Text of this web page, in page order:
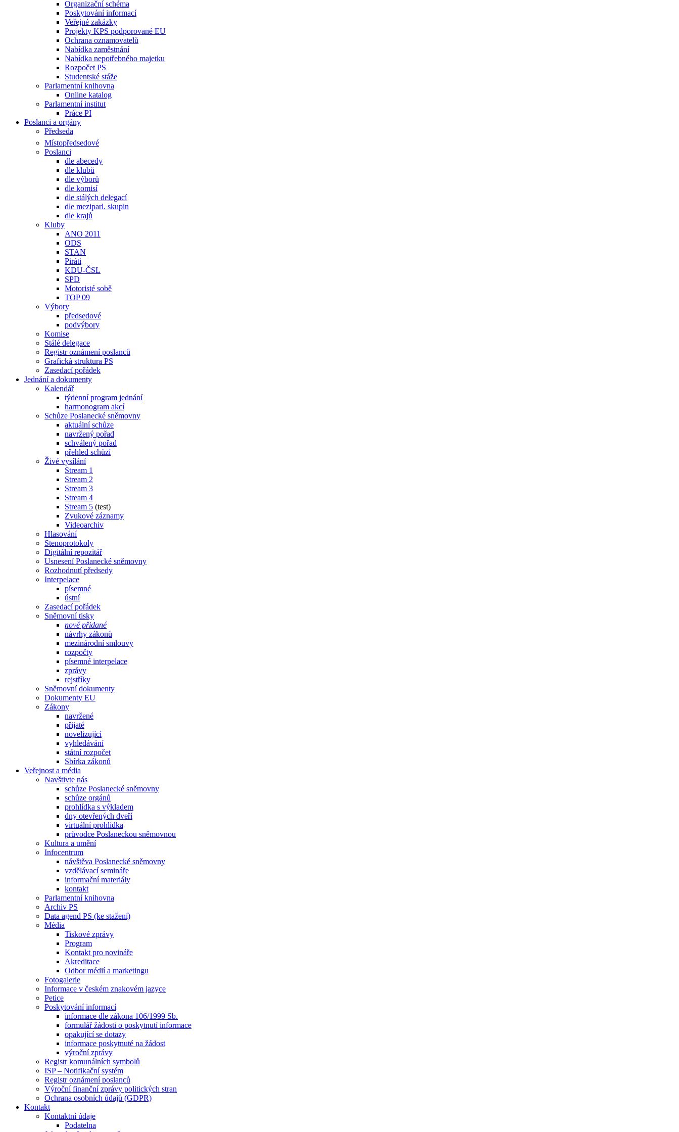
Organizační schéma
Poskytování informací
Veřejné zakázky
Projekty KPS podporované EU
Ochrana oznamovatelů
Nabídka zaměstnání
Nabídka nepotřebného majetku
Rozpočet PS
Studentské stáže
Parlamentní knihovna
Online katalog
Parlamentní institut
Práce PI
Poslanci a orgány
Předseda
Místopředsedové
Poslanci
dle abecedy
dle klubů
dle výborů
dle komisí
dle stálých delegací
dle meziparl. skupin
dle krajů
Kluby
ANO 2011
ODS
STAN
Piráti
KDU-ČSL
SPD
Motoristé sobě
TOP 09
Výbory
předsedové
podvýbory
Komise
Stálé delegace
Registr oznámení poslanců
Grafická struktura PS
Zasedací pořádek
Jednání a dokumenty
Kalendář
týdenní program jednání
harmonogram akcí
Schůze Poslanecké sněmovny
aktuální schůze
navržený pořad
schválený pořad
přehled schůzí
Živé vysílání
Stream 1
Stream 2
Stream 3
Stream 4
Stream 5 (test)
Zvukové záznamy
Videoarchiv
Hlasování
Stenoprotokoly
Digitální repozitář
Usnesení Poslanecké sněmovny
Rozhodnutí předsedy
Interpelace
písemné
ústní
Zasedací pořádek
Sněmovní tisky
nově přidané
návrhy zákonů
mezinárodní smlouvy
rozpočty
písemné interpelace
zprávy
rejstříky
Sněmovní dokumenty
Dokumenty EU
Zákony
navržené
přijaté
novelizující
vyhledávání
státní rozpočet
Sbírka zákonů
Veřejnost a média
Navštivte nás
schůze Poslanecké sněmovny
schůze orgánů
prohlídka s výkladem
dny otevřených dveří
virtuální prohlídka
průvodce Poslaneckou sněmovnou
Kultura a umění
Infocentrum
návštěva Poslanecké sněmovny
vzdělávací semináře
informační materiály
kontakt
Parlamentní knihovna
Archiv PS
Data agend PS (ke stažení)
Média
Tiskové zprávy
Program
Kontakt pro novináře
Akreditace
Odbor médií a marketingu
Fotogalerie
Informace v českém znakovém jazyce
Petice
Poskytování informací
informace dle zákona 106/1999 Sb.
formulář žádosti o poskytnutí informace
opakující se dotazy
informace poskytnuté na žádost
výroční zprávy
Registr komunálních symbolů
ISP – Notifikační systém
Registr oznámení poslanců
Výroční finanční zprávy politických stran
Ochrana osobních údajů (GDPR)
Kontakt
Kontaktní údaje
Podatelna